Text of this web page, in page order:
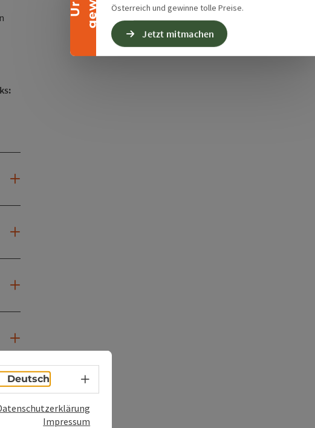
Österreich und gewinne tolle Preise.
Jetzt mitmachen
Deutsch Sprachwahl - Menü öffnen
Impressum